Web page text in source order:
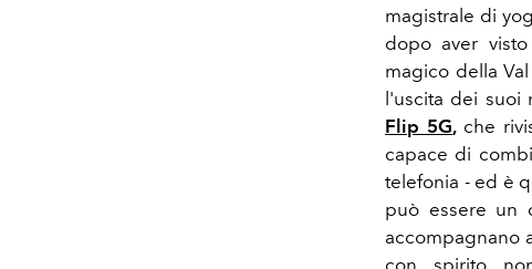
magistrale di
dopo aver
magico della
l'uscita dei suoi
Flip 5G, che
capace di
telefonia - ed è
può essere un
accompagnano
con spirito